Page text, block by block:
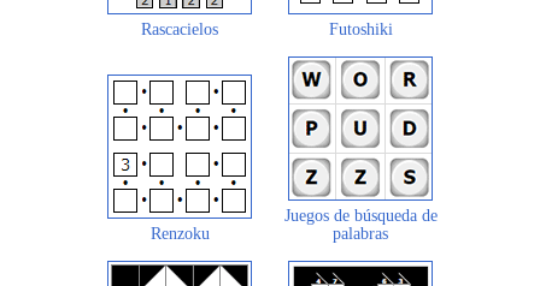
Rascacielos Futoshiki
Renzoku
Juegos de búsqueda de
palabras